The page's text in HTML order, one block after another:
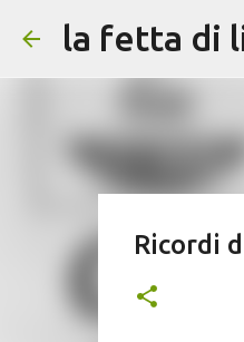
la fetta di
Ricordi